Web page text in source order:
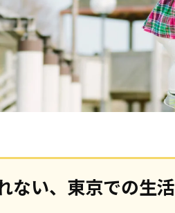
ない、東京での生活